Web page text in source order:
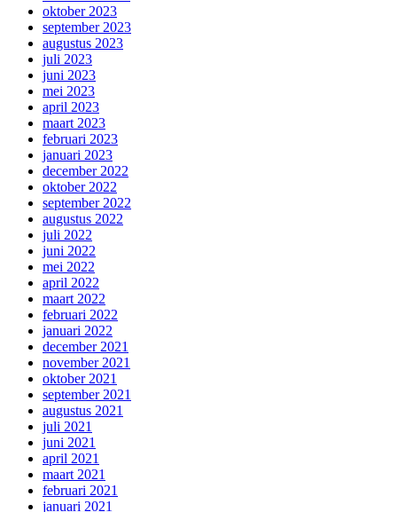
oktober 2023
september 2023
augustus 2023
juli 2023
juni 2023
mei 2023
april 2023
maart 2023
februari 2023
januari 2023
december 2022
oktober 2022
september 2022
augustus 2022
juli 2022
juni 2022
mei 2022
april 2022
maart 2022
februari 2022
januari 2022
december 2021
november 2021
oktober 2021
september 2021
augustus 2021
juli 2021
juni 2021
april 2021
maart 2021
februari 2021
januari 2021